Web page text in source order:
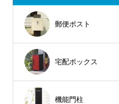
郵便ポスト
宅配ボックス
機能門柱